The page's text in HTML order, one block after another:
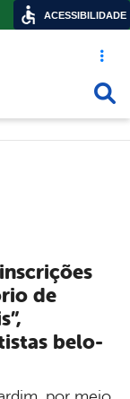
Acesso
de
belo-
ACESSIBILIDADE